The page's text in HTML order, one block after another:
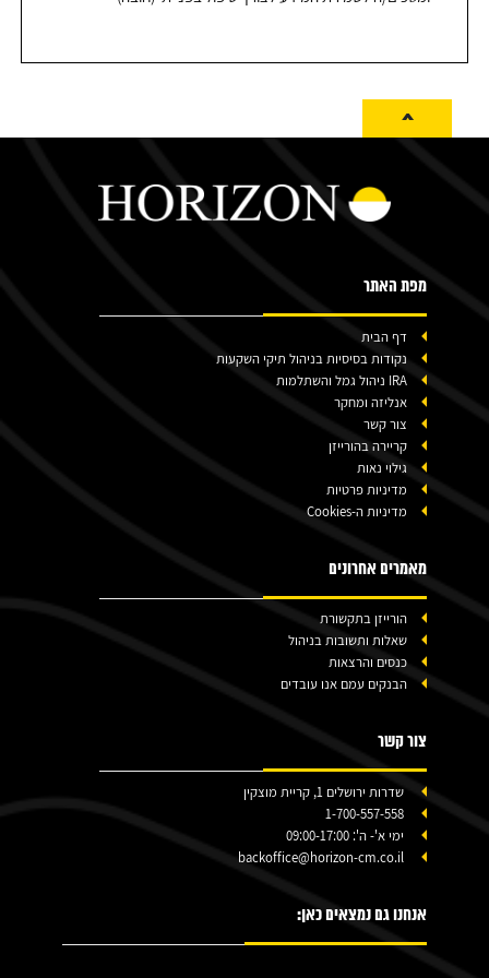
^
מפת האתר
דף הבית
נקודות בסיסיות בניהול תיקי השקעות
IRA ניהול גמל והשתלמות
אנליזה ומחקר
צור קשר
קריירה בהורייזן
גילוי נאות
מדיניות פרטיות
מדיניות ה-Cookies
מאמרים אחרונים
הורייזן בתקשורת
שאלות ותשובות בניהול
כנסים והרצאות
הבנקים עמם אנו עובדים
צור קשר
שדרות ירושלים 1, קריית מוצקין
1-700-557-558
ימי א'- ה': 09:00-17:00
backoffice@horizon-cm.co.il
אנחנו גם נמצאים כאן: